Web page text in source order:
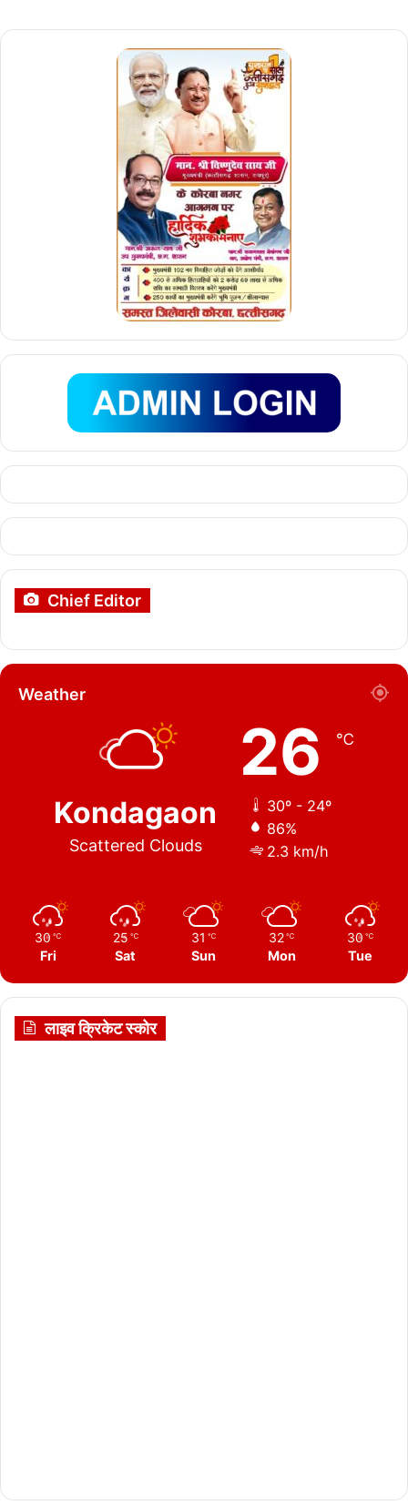
Chief Editor
Weather
Kondagaon
Scattered Clouds
26 ℃
30º - 24º
86%
2.3 km/h
30 ℃
Fri
25 ℃
Sat
31 ℃
Sun
32 ℃
Mon
30 ℃
Tue
लाइव क्रिकेट स्कोर